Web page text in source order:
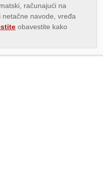
računajući na
netačne navode, vređa
obavestite kako